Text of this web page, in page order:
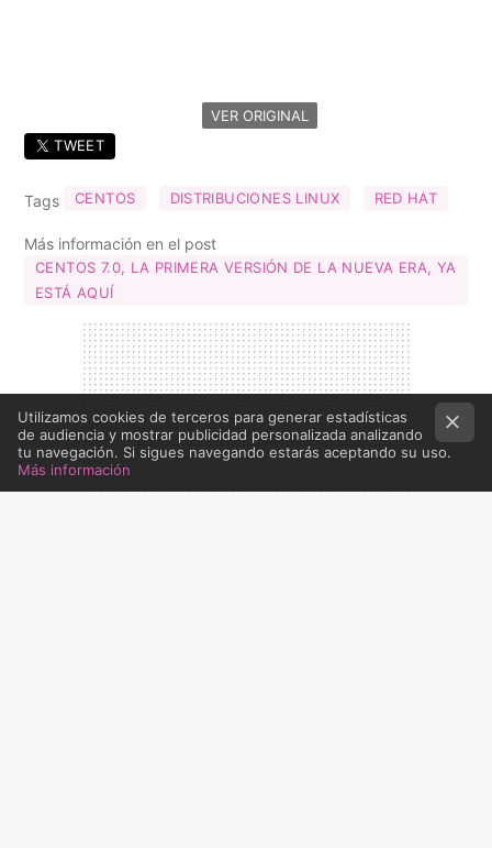
VER ORIGINAL
TWEET
Tags CENTOS DISTRIBUCIONES LINUX RED HAT
Más información en el post
CENTOS 7.0, LA PRIMERA VERSIÓN DE LA NUEVA ERA, YA
ESTÁ AQUÍ
Utilizamos cookies de terceros para generar estadísticas
de audiencia y mostrar publicidad personalizada analizando
tu navegación. Si sigues navegando estarás aceptando su uso.
Más información